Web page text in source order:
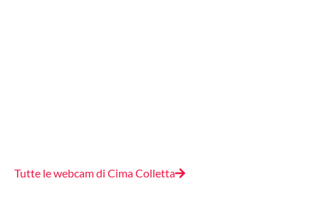
Tutte le webcam di Cima Colletta